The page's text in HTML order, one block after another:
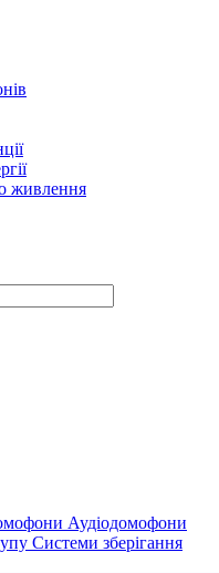
живлення
Аудіодомофони
Системи зберігання